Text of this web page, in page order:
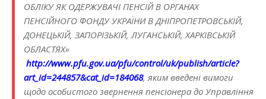
ОБЛІКУ ЯК ОДЕРЖУВАЧІ ПЕНСІЙ В ОРГАНАХ
ПЕНСІЙНОГО ФОНДУ УКРАЇНИ В ДНІПРОПЕТРОВСЬКІЙ,
ДОНЕЦЬКІЙ, ЗАПОРІЗЬКІЙ, ЛУГАНСЬКІЙ, ХАРКІВСЬКІЙ
ОБЛАСТЯХ»
http://www.pfu.gov.ua/pfu/control/uk/publish/article?
art_id=244857&cat_id=184068, яким введені вимоги
щодо особистого звернення пенсіонера до Управління